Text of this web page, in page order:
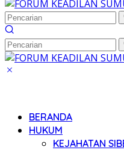
BERANDA
HUKUM
KEJAHATAN